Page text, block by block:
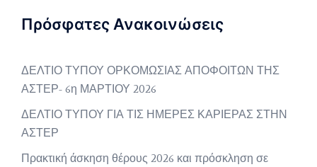
Πρόσφατες Ανακοινώσεις
ΔΕΛΤΙΟ ΤΥΠΟΥ ΟΡΚΟΜΩΣΙΑΣ ΑΠΟΦΟΙΤΩΝ ΤΗΣ
ΑΣΤΕΡ- 6η ΜΑΡΤΙΟΥ 2026
ΔΕΛΤΙΟ ΤΥΠΟΥ ΓΙΑ ΤΙΣ ΗΜΕΡΕΣ ΚΑΡΙΕΡΑΣ ΣΤΗΝ
ΑΣΤΕΡ
Πρακτική άσκηση θέρους 2026 και πρόσκληση σε